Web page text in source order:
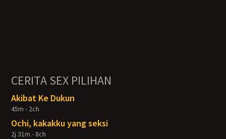
CERITA SEX PILIHAN
Akibat Ke Dukun
45m - 2ch
Ochi, kakakku yang seksi
2j 31m - 8ch